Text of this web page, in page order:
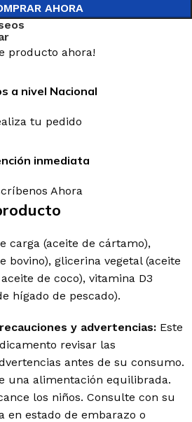
AHORA
producto ahora!
a nivel Nacional
tu pedido
inmediata
Ahora
carga (aceite de cártamo),
bovino), glicerina vegetal (aceite
de coco), vitamina D3
hígado de pescado).
y advertencias: Este
revisar las
antes de su consumo.
una alimentación equilibrada.
los niños. Consulte con su
en estado de embarazo o